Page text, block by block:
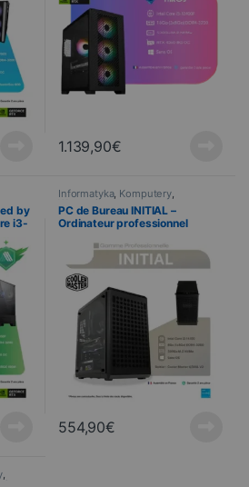
1.139,90€
by
i3-
Informatyka, Komputery,
Wstępnie zmontowany
PC de Bureau INITIAL –
Ordinateur professionnel
Core i3-14100 – 8 Go RAM –
500 Go SSD
554,90€